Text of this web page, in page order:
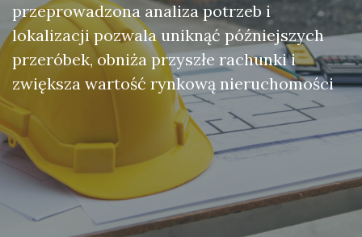
przeprowadzona analiza potrzeb i
lokalizacji pozwala uniknąć późniejszych
przeróbek, obniża przyszłe rachunki i
zwiększa wartość rynkową nieruchomości